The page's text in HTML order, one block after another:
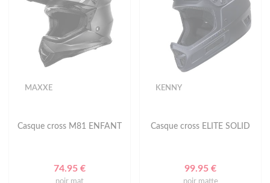
MAXXE
Casque cross M81 ENFANT
74.95 €
noir mat
KENNY
Casque cross ELITE SOLID
99.95 €
noir matte